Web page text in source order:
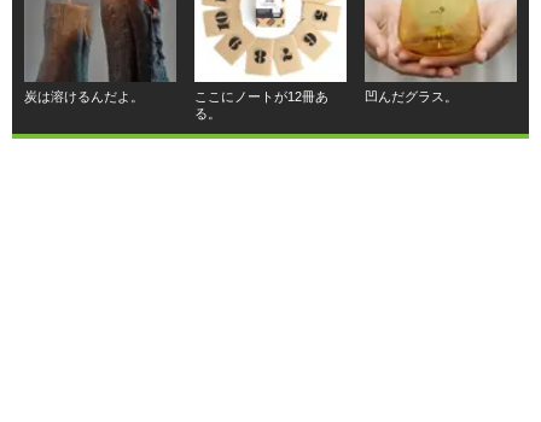
炭は溶けるんだよ。
ここにノートが12冊あ
る。
凹んだグラス。